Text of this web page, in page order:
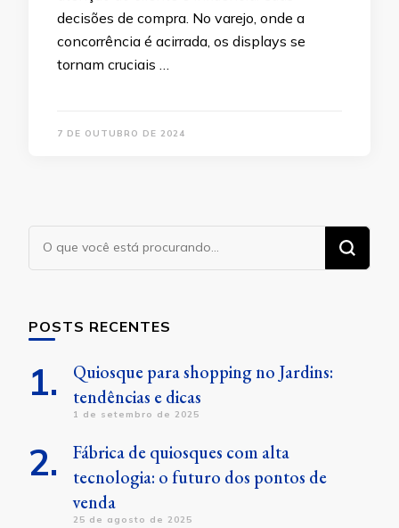
decisões de compra. No varejo, onde a
concorrência é acirrada, os displays se
tornam cruciais …
7 DE OUTUBRO DE 2024
Procurando
algo?
POSTS RECENTES
Quiosque para shopping no Jardins:
tendências e dicas
1 de setembro de 2025
Fábrica de quiosques com alta
tecnologia: o futuro dos pontos de
venda
25 de agosto de 2025